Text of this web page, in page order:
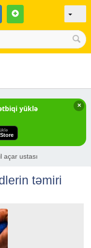
✕
yüklə
açar ustası
təmiri